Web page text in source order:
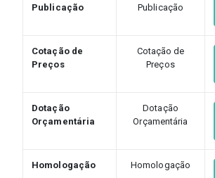
Publicação
Publicação
Cotação de
Preços
Cotação de
Preços
Dotação
Orçamentária
Dotação
Orçamentária
Homologação
Homologação